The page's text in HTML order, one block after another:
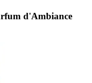
d'Ambiance